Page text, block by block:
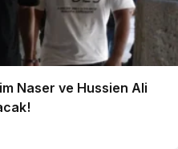
Naser ve Hussien Ali